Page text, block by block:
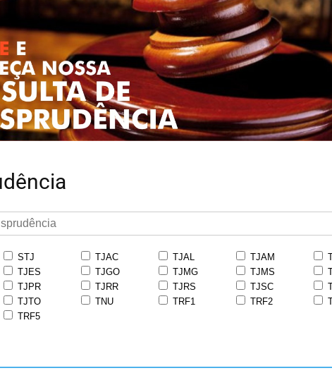
STJ TJAC TJAL TJAM
TJES TJGO TJMG TJMS
TJPR TJRR TJRS TJSC
TJTO TNU TRF1 TRF2
TRF5